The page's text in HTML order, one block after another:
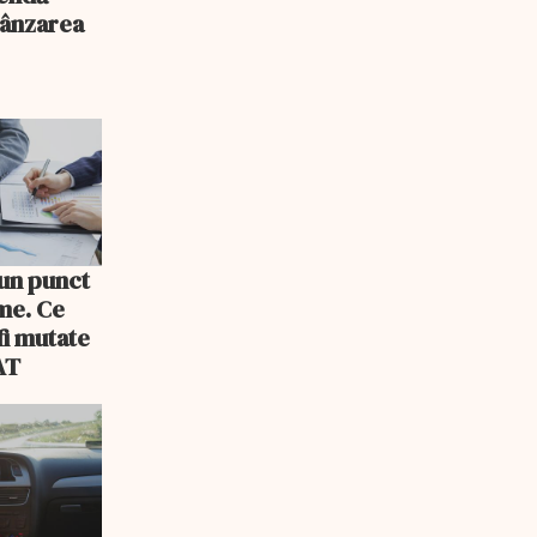
punct
Ce
mutate